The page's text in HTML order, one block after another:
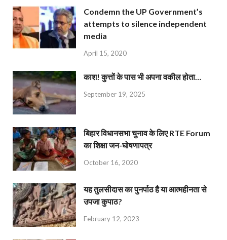
Condemn the UP Government’s
attempts to silence independent
media
April 15, 2020
काश! कुत्तों के पास भी अपना वकील होता…
September 19, 2025
बिहार विधानसभा चुनाव के लिए RTE Forum
का शिक्षा जन-घोषणापत्र
October 16, 2020
यह तुलसीदास का पुनर्पाठ है या आत्महीनता से
उपजा कुपाठ?
February 12, 2023